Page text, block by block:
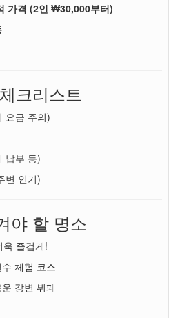
가격 (2인 ₩30,000부터)
크리스트
요금 주의)
납부 등)
변 인기)
야 할 명소
욱 즐겁게!
체험 코스
강변 뷔페